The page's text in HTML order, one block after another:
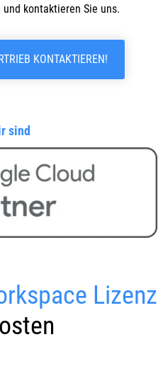
kontaktieren Sie uns.
KONTAKTIEREN!
sind
Lizenz